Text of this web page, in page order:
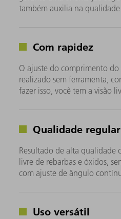
também auxilia na
Com rapidez
O ajuste do comprimento
realizado sem ferramenta,
fazer isso, você tem a visão
Qualidade
Resultado de alta qualidade
livre de rebarbas e óxidos,
com ajuste de ângulo
Uso versátil